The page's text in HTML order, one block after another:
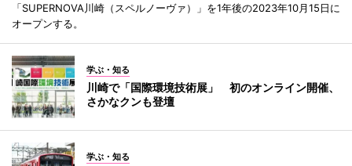
「SUPERNOVA川崎（スペルノーヴァ）」を1年後の2023年10月15日に
オープンする。
学ぶ・知る
川崎で「国際環境技術展」 初のオンライン開催、
さかなクンも登壇
学ぶ・知る